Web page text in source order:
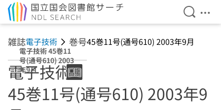
検索を
メ
雑誌電子技術 巻号45巻11号(通号610) 2003年9月
電子技術 45巻11
号(通号610) 2003
年9月
電子技術
45巻11号(通号610) 2003年9